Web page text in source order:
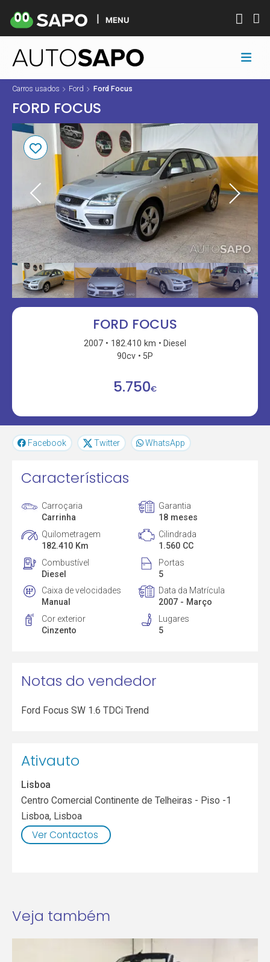
MENU
Carros usados Ford Ford Focus
FORD FOCUS
FORD FOCUS
2007 182.410 km
Diesel
90cv
5P
5.750€
Facebook Twitter WhatsApp
Características
Carroçaria
Carrinha
Garantia
18 meses
Quilometragem
182.410 Km
Cilindrada
1.560 CC
Combustível
Diesel
Portas
5
Caixa de velocidades
Manual
Data da Matrícula
2007 - Março
Cor exterior
Cinzento
Lugares
5
Notas do vendedor
Ford Focus SW 1.6 TDCi Trend
Ativauto
Lisboa
Centro Comercial Continente de Telheiras - Piso -1
Lisboa, Lisboa
Ver Contactos
Veja também